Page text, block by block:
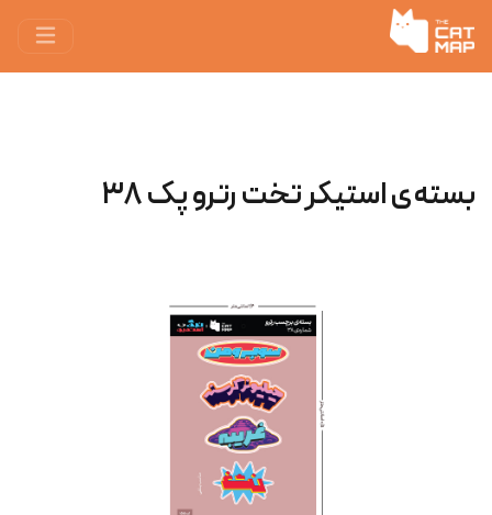
بسته‌ی استیکر تخت رترو پک ۳۸